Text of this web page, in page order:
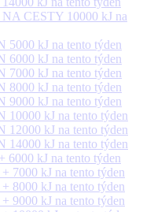
CESTY 10000 kJ na
kJ na tento týden
kJ na tento týden
kJ na tento týden
kJ na tento týden
kJ na tento týden
kJ na tento týden
kJ na tento týden
kJ na tento týden
kJ na tento týden
7000 kJ na tento týden
8000 kJ na tento týden
9000 kJ na tento týden